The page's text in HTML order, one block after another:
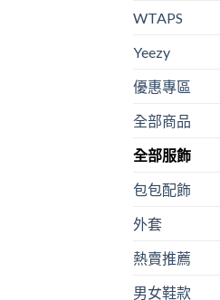
WTAPS
Yeezy
優惠專區
全部商品
全部服飾
包包配飾
外套
熱賣推薦
男女鞋款